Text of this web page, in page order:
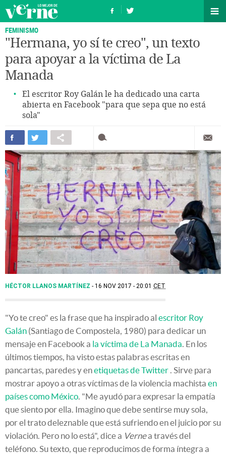
FEMINISMO
"Hermana, yo sí te creo", un texto
para apoyar a la víctima de La
Manada
El escritor Roy Galán le ha dedicado una carta
abierta en Facebook "para que sepa que no está
sola"
HÉCTOR LLANOS MARTÍNEZ 16 NOV 2017 - 20:01 CET
"Yo te creo" es la frase que ha inspirado al escritor Roy
Galán (Santiago de Compostela, 1980) para dedicar un
mensaje en Facebook a la víctima de La Manada. En los
últimos tiempos, ha visto estas palabras escritas en
pancartas, paredes y enetiquetas de Twitter . Sirve para
mostrar apoyo a otras víctimas de la violencia machista en
países como México. "Me ayudó para expresar la empatía
que siento por ella. Imagino que debe sentirse muy sola,
por el trato deleznable que está sufriendo en el juicio por su
violación. Pero no lo está", dice a Vernea través del
teléfono. Su texto, que reproducimos de forma íntegra a